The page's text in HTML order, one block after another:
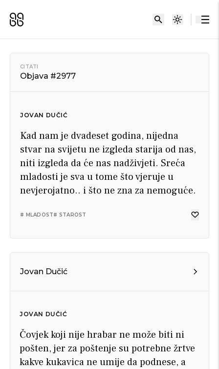
CITATI
Objava #2977
JOVAN DUČIĆ
Kad nam je dvadeset godina, nijedna
stvar na svijetu ne izgleda starija od nas,
niti izgleda da će nas nadživjeti. Sreća
mladosti je sva u tome što vjeruje u
nevjerojatno.. i što ne zna za nemoguće.
# MLADOST# STAROST
Jovan Dučić
JOVAN DUČIĆ
Čovjek koji nije hrabar ne može biti ni
pošten, jer za poštenje su potrebne žrtve
kakve kukavica ne umije da podnese, a